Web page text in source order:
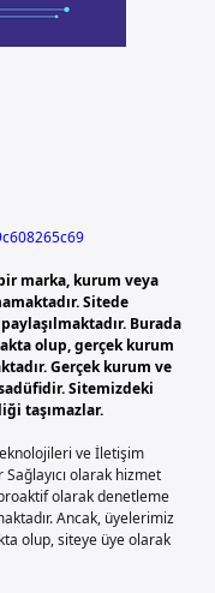
marka, kurum veya
Sitede
Burada
olup, gerçek kurum
Gerçek kurum ve
Sitemizdeki
taşımazlar.
ve İletişim
olarak hizmet
olarak denetleme
Ancak, üyelerimiz
olup, siteye üye olarak